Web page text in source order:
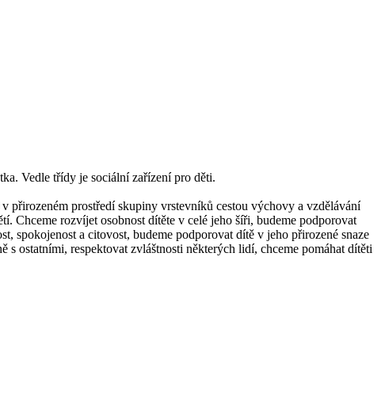
Vedle třídy je sociální zařízení pro děti.
přirozeném prostředí skupiny vrstevníků cestou výchovy a vzdělávání
Chceme rozvíjet osobnost dítěte v celé jeho šíři, budeme podporovat
spokojenost a citovost, budeme podporovat dítě v jeho přirozené snaze
ostatními, respektovat zvláštnosti některých lidí, chceme pomáhat dítěti